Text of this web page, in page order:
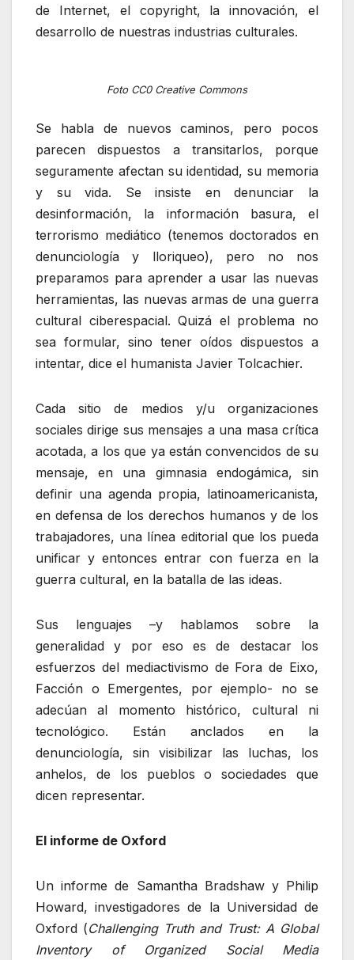
de Internet, el copyright, la innovación, el
desarrollo de nuestras industrias culturales.
Foto CC0 Creative Commons
Se habla de nuevos caminos, pero pocos
parecen dispuestos a transitarlos, porque
seguramente afectan su identidad, su memoria
y su vida. Se insiste en denunciar la
desinformación, la información basura, el
terrorismo mediático (tenemos doctorados en
denunciología y lloriqueo), pero no nos
preparamos para aprender a usar las nuevas
herramientas, las nuevas armas de una guerra
cultural ciberespacial. Quizá el problema no
sea formular, sino tener oídos dispuestos a
intentar, dice el humanista Javier Tolcachier.
Cada sitio de medios y/u organizaciones
sociales dirige sus mensajes a una masa crítica
acotada, a los que ya están convencidos de su
mensaje, en una gimnasia endogámica, sin
definir una agenda propia, latinoamericanista,
en defensa de los derechos humanos y de los
trabajadores, una línea editorial que los pueda
unificar y entonces entrar con fuerza en la
guerra cultural, en la batalla de las ideas.
Sus lenguajes –y hablamos sobre la
generalidad y por eso es de destacar los
esfuerzos del mediactivismo de Fora de Eixo,
Facción o Emergentes, por ejemplo- no se
adecúan al momento histórico, cultural ni
tecnológico. Están anclados en la
denunciología, sin visibilizar las luchas, los
anhelos, de los pueblos o sociedades que
dicen representar.
El informe de Oxford
Un informe de Samantha Bradshaw y Philip
Howard, investigadores de la Universidad de
Oxford (Challenging Truth and Trust: A Global
Inventory of Organized Social Media